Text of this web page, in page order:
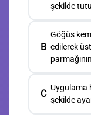
şekilde
B
Göğüs
edilerek
C
Uygulama
şekilde